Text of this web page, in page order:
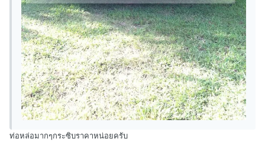
ท่อหล่อมากๆกระซิบราคาหน่อยครับ